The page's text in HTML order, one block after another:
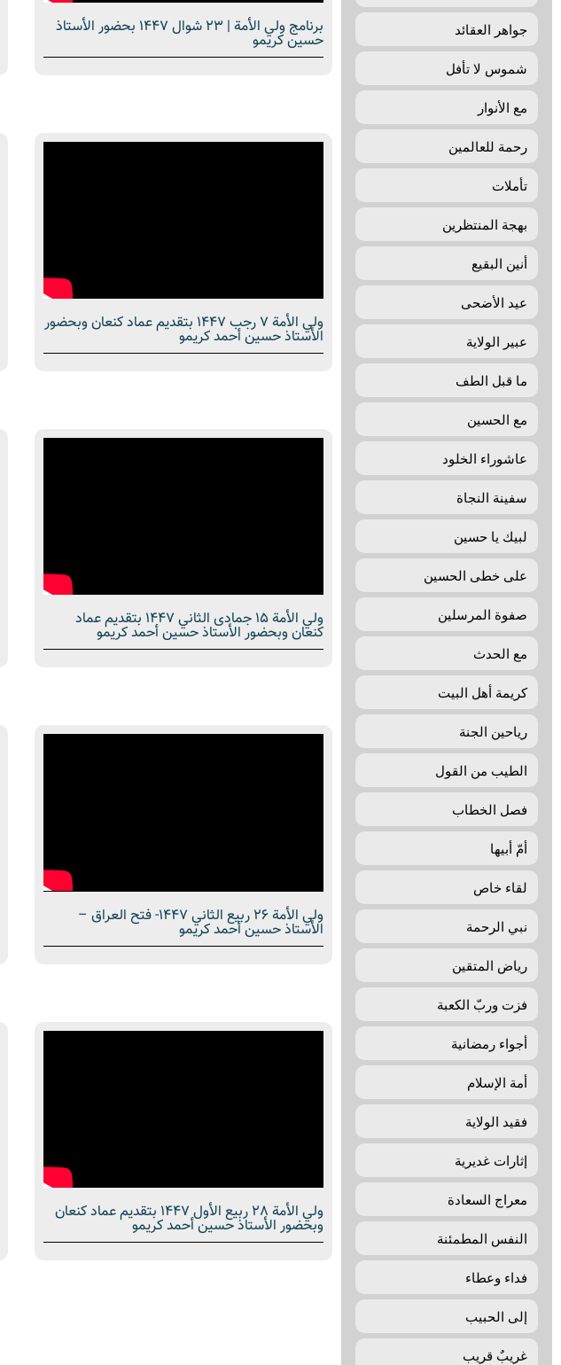
جواهر العقائد
شموس لا تأفل
مع الأنوار
رحمة للعالمين
تأملات
بهجة المنتظرین
أنين البقيع
عيد الأضحى
عبير الولاية
ما قبل الطف
مع الحسين
عاشوراء الخلود
سفينة النجاة
لبیك یا حسین
علی خطی الحسین
صفوة المرسلين
مع الحدث
كريمة أهل البيت
رياحين الجنة
الطيب من القول
فصل الخطاب
أمّ‌ أبیها
لقاء خاص
نبي الرحمة
رياض المتقين
فزت وربّ الکعبة
أجواء رمضانیة
أمة الإسلام
فقيد الولاية
إثارات غديرية
معراج السعادة
النفس المطمئنة
فداء وعطاء
إلی الحبيب
غريبٌ قريب
برنامج ولي الأمة | 23 شوال 1447 بحضور الأستاذ
حسين كريمو
ولي الأمة 7 رجب 1447 بتقديم عماد كنعان وبحضور
الأستاذ حسين أحمد كريمو
ولي الأمة 15 جمادى الثاني 1447 بتقديم عماد
كنعان وبحضور الأستاذ حسين أحمد كريمو
ولي الأمة 26 ربيع الثاني 1447- فتح العراق –
الأستاذ حسين أحمد كريمو
ولي الأمة 28 ربيع الأول 1447 بتقديم عماد كنعان
وبحضور الأستاذ حسين أحمد كريمو